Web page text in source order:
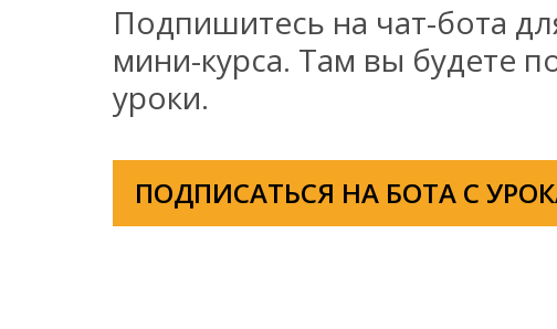
Подпишитесь на чат-бота
мини-курса. Там вы будете
уроки.
ПОДПИСАТЬСЯ НА БОТА С